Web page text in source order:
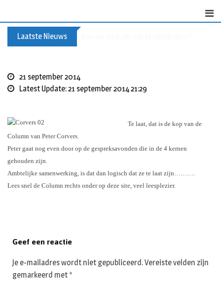
content
Laatste Nieuws
21 september 2014
Latest Update: 21 september 2014 21:29
Te laat, dat is de kop van de
Column van Peter Corvers.
Peter gaat nog even door op de gespreksavonden die in de 4 kernen
gehouden zijn.
Ambtelijke samenwerking, is dat dan logisch dat ze te laat zijn……….
Lees snel de Column rechts onder op deze site, veel leesplezier.
Geef een reactie
Je e-mailadres wordt niet gepubliceerd.Vereiste velden zijn
gemarkeerd met *